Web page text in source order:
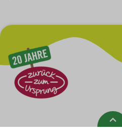
Zur Hauptnavigation